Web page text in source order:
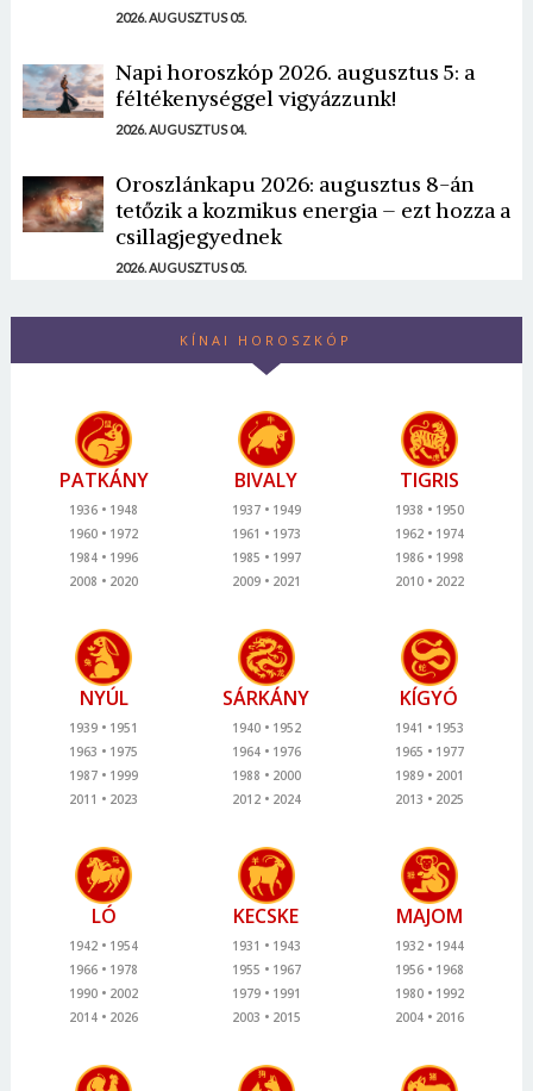
2026. AUGUSZTUS 05.
Napi horoszkóp 2026. augusztus 5: a
féltékenységgel vigyázzunk!
2026. AUGUSZTUS 04.
Oroszlánkapu 2026: augusztus 8-án
tetőzik a kozmikus energia – ezt hozza a
csillagjegyednek
2026. AUGUSZTUS 05.
KÍNAI HOROSZKÓP
PATKÁNY
1936
1948
1960
1972
1984
1996
2008
2020
BIVALY
1937
1949
1961
1973
1985
1997
2009
2021
TIGRIS
1938
1950
1962
1974
1986
1998
2010
2022
NYÚL
1939
1951
1963
1975
1987
1999
2011
2023
SÁRKÁNY
1940
1952
1964
1976
1988
2000
2012
2024
KÍGYÓ
1941
1953
1965
1977
1989
2001
2013
2025
LÓ
1942
1954
1966
1978
1990
2002
2014
2026
KECSKE
1931
1943
1955
1967
1979
1991
2003
2015
MAJOM
1932
1944
1956
1968
1980
1992
2004
2016